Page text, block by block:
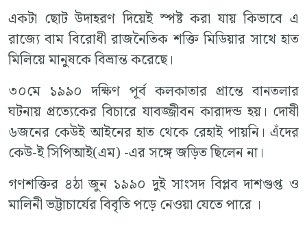
একটা ছোট উদাহরণ দিয়েই স্পষ্ট করা যায় কিভাবে এ
রাজ্যে বাম বিরোধী রাজনৈতিক শক্তি মিডিয়ার সাথে হাত
মিলিয়ে মানুষকে বিভ্রান্ত করেছে।
৩০মে ১৯৯০ দক্ষিণ পূর্ব কলকাতার প্রান্তে বানতলার
ঘটনায় প্রত্যেকের বিচারে যাবজ্জীবন কারাদন্ড হয়। দোষী
৬জনের কেউই আইনের হাত থেকে রেহাই পায়নি। এঁদের
কেউ-ই সিপিআই(এম) -এর সঙ্গে জড়িত ছিলেন না।
গণশক্তির ৪ঠা জুন ১৯৯০ দুই সাংসদ বিপ্লব দাশগুপ্ত ও
মালিনী ভট্টাচার্যের বিবৃতি পড়ে নেওয়া যেতে পারে ।